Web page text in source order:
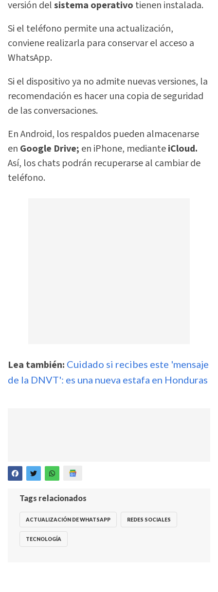
versión delsistema operativo tienen instalada.
Si el teléfono permite una actualización,
conviene realizarla para conservar el acceso a
WhatsApp.
Si el dispositivo ya no admite nuevas versiones, la
recomendación es hacer una copia de seguridad
de las conversaciones.
En Android, los respaldos pueden almacenarse
en Google Drive; en iPhone, medianteiCloud.
Así, los chats podrán recuperarse al cambiar de
teléfono.
Lea también: Cuidado si recibes este 'mensaje
de la DNVT': es una nueva estafa en Honduras
Tags relacionados
ACTUALIZACIÓN DE WHATSAPP REDES SOCIALES
TECNOLOGÍA